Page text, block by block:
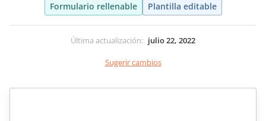
Formulario rellenable Plantilla editable
Última actualización: julio 22, 2022
Sugerir cambios